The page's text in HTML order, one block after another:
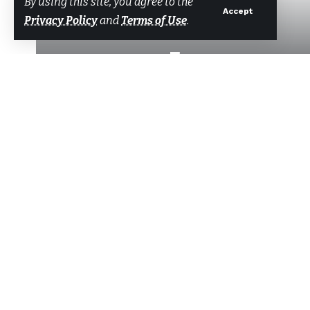
Privacy Policyand Terms of Use.
Accept
Başkan